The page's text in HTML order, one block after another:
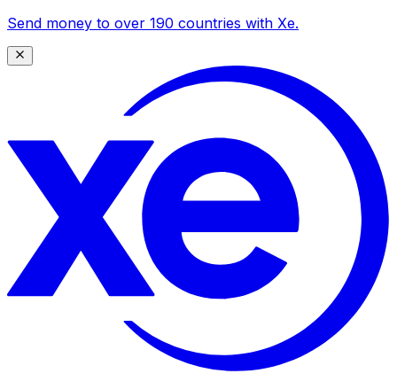
Send money to over 190 countries with Xe.